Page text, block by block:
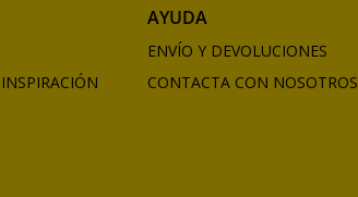
AYUDA
ENVÍO Y DEVOLUCIONES
CONTACTA CON NOSOTROS